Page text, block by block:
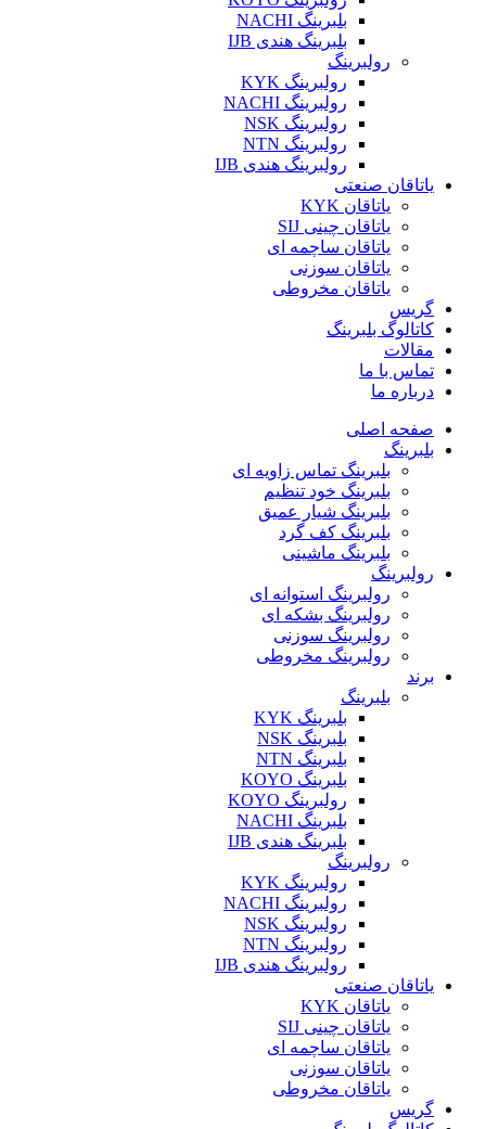
بلبرینگ NACHI
بلبرینگ هندی IJB
رولبرینگ
رولبرینگ KYK
رولبرینگ NACHI
رولبرینگ NSK
رولبرینگ NTN
رولبرینگ هندی IJB
یاتاقان صنعتی
یاتاقان KYK
یاتاقان چینی SIJ
یاتاقان ساچمه ای
یاتاقان سوزنی
یاتاقان مخروطی
گریس
کاتالوگ بلبرینگ
مقالات
تماس با ما
درباره ما
صفحه اصلی
بلبرینگ
بلبرینگ تماس زاویه ای
بلبرینگ خود تنظیم
بلبرینگ شیار عمیق
بلبرینگ کف گرد
بلبرینگ ماشینی
رولبرینگ
رولبرینگ استوانه ای
رولبرینگ بشکه ای
رولبرینگ سوزنی
رولبرینگ مخروطی
برند
بلبرینگ
بلبرینگ KYK
بلبرینگ NSK
بلبرینگ NTN
بلبرینگ KOYO
رولبرینگ KOYO
بلبرینگ NACHI
بلبرینگ هندی IJB
رولبرینگ
رولبرینگ KYK
رولبرینگ NACHI
رولبرینگ NSK
رولبرینگ NTN
رولبرینگ هندی IJB
یاتاقان صنعتی
یاتاقان KYK
یاتاقان چینی SIJ
یاتاقان ساچمه ای
یاتاقان سوزنی
یاتاقان مخروطی
گریس